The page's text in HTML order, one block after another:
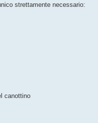
strettamente necessario:
canottino